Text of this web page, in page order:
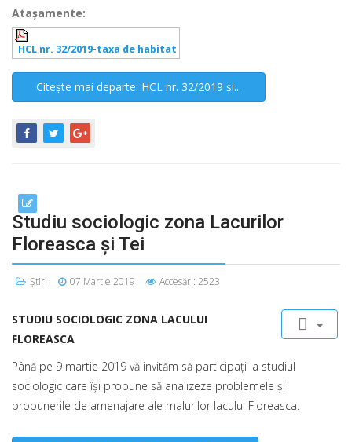
Ataşamente:
HCL nr. 32/2019-taxa de habitat
Citește mai departe: HCL nr. 32/2019 şi...
Studiu sociologic zona Lacurilor
Floreasca şi Tei
Știri 07 Martie 2019 Accesări: 2523
STUDIU SOCIOLOGIC ZONA LACULUI
FLOREASCA
Până pe 9 martie 2019 vă invităm să participaţi la studiul
sociologic care îşi propune să analizeze problemele şi
propunerile de amenajare ale malurilor lacului Floreasca.